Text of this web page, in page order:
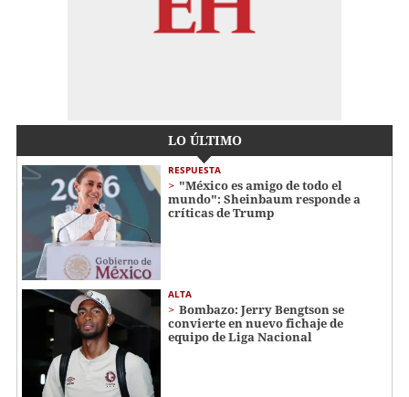
LO ÚLTIMO
RESPUESTA
"México es amigo de todo el
mundo": Sheinbaum responde a
críticas de Trump
ALTA
Bombazo: Jerry Bengtson se
convierte en nuevo fichaje de
equipo de Liga Nacional